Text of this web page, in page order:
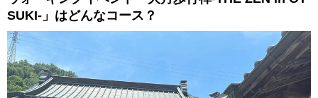
SUKI-」はどんなコース？